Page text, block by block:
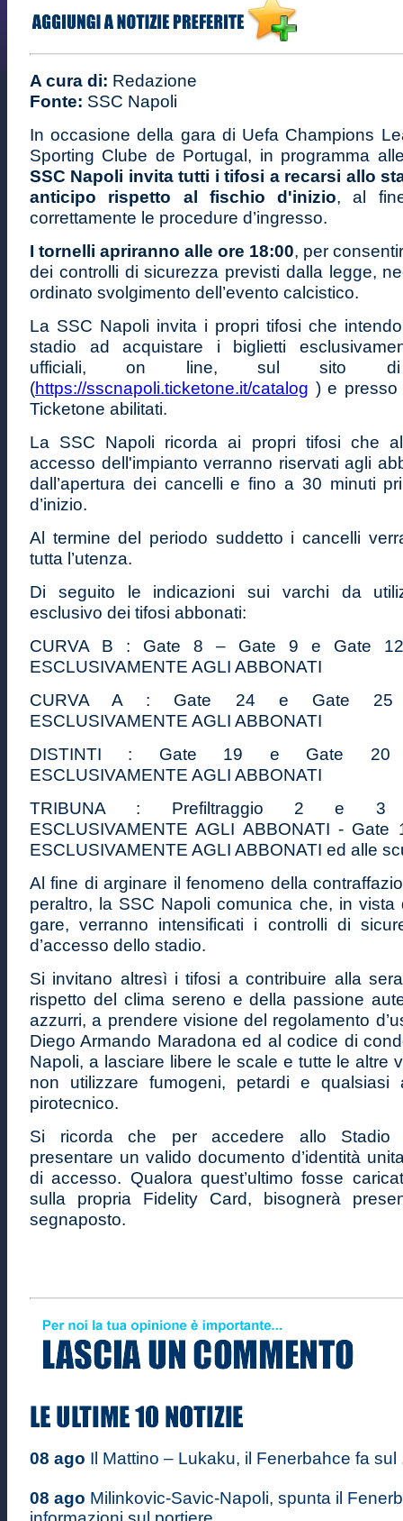
A cura di: Redazione
Fonte: SSC Napoli
In occasione della gara di Uefa Champions
Sporting Clube de Portugal, in programma
SSC Napoli invita tutti i tifosi a recarsi allo
anticipo rispetto al fischio d'inizio, al
correttamente le procedure d’ingresso.
I tornelli apriranno alle ore 18:00, per
dei controlli di sicurezza previsti dalla legge,
ordinato svolgimento dell’evento calcistico.
La SSC Napoli invita i propri tifosi che
stadio ad acquistare i biglietti
ufficiali, on line, sul sito di
(https://sscnapoli.ticketone.it/catalog ) e presso
Ticketone abilitati.
La SSC Napoli ricorda ai propri tifosi che
accesso dell'impianto verranno riservati agli
dall’apertura dei cancelli e fino a 30 minuti
d’inizio.
Al termine del periodo suddetto i cancelli
tutta l’utenza.
Di seguito le indicazioni sui varchi da
esclusivo dei tifosi abbonati:
CURVA B : Gate 8 – Gate 9 e Gate 12
ESCLUSIVAMENTE AGLI ABBONATI
CURVA A : Gate 24 e Gate 25
ESCLUSIVAMENTE AGLI ABBONATI
DISTINTI : Gate 19 e Gate 20
ESCLUSIVAMENTE AGLI ABBONATI
TRIBUNA : Prefiltraggio 2 e 3
ESCLUSIVAMENTE AGLI ABBONATI - Gate
ESCLUSIVAMENTE AGLI ABBONATI ed alle
Al fine di arginare il fenomeno della
peraltro, la SSC Napoli comunica che, in vista
gare, verranno intensificati i controlli di
d’accesso dello stadio.
Si invitano altresì i tifosi a contribuire alla
rispetto del clima sereno e della passione
azzurri, a prendere visione del regolamento
Diego Armando Maradona ed al codice di
Napoli, a lasciare libere le scale e tutte le altre
non utilizzare fumogeni, petardi e qualsiasi
pirotecnico.
Si ricorda che per accedere allo Stadio
presentare un valido documento d’identità
di accesso. Qualora quest’ultimo fosse
sulla propria Fidelity Card, bisognerà
segnaposto.
08 ago Il Mattino – Lukaku, il Fenerbahce fa sul
08 ago Milinkovic-Savic-Napoli, spunta il